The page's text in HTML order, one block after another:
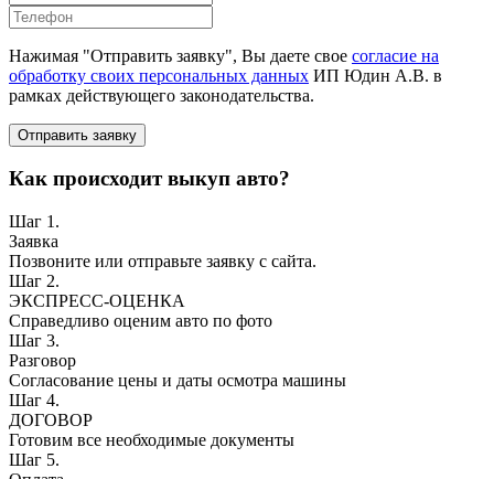
Нажимая "Отправить заявку", Вы даете свое согласие на
обработку своих персональных данных ИП Юдин А.В. в
рамках действующего законодательства.
Отправить заявку
Как происходит выкуп авто?
Шаг 1.
Заявка
Позвоните или отправьте заявку с сайта.
Шаг 2.
ЭКСПРЕСС-ОЦЕНКА
Справедливо оценим авто по фото
Шаг 3.
Разговор
Согласование цены и даты осмотра машины
Шаг 4.
ДОГОВОР
Готовим все необходимые документы
Шаг 5.